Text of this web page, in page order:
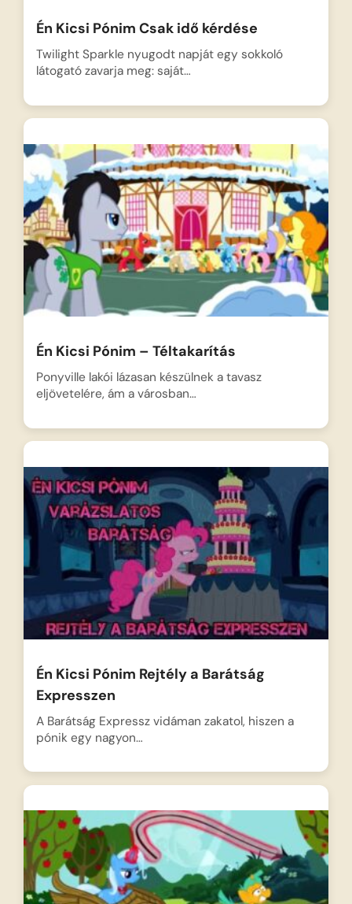
Én Kicsi Pónim Csak idő kérdése
Twilight Sparkle nyugodt napját egy sokkoló
látogató zavarja meg: saját…
Én Kicsi Pónim – Téltakarítás
Ponyville lakói lázasan készülnek a tavasz
eljövetelére, ám a városban…
Én Kicsi Pónim Rejtély a Barátság
Expresszen
A Barátság Expressz vidáman zakatol, hiszen a
pónik egy nagyon…